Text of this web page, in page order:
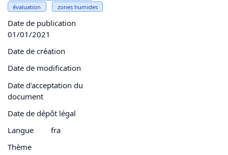
évaluation
zones humides
Date de publication
01/01/2021
Date de création
Date de modification
Date d'acceptation du
document
Date de dépôt légal
Langue
fra
Thème